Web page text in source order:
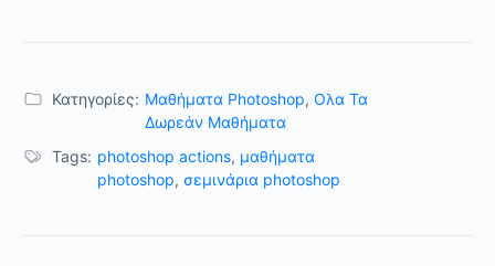
Κατηγορίες: Μαθήματα Photoshop, Ολα Τα
Δωρεάν Μαθήματα
Tags: photoshop actions, μαθήματα
photoshop, σεμινάρια photoshop